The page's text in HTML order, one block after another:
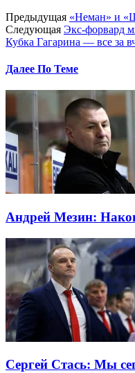
Предыдущая «Неман» и
Следующая Экс-форвард
Кубка Гагарина — все за
Далее По Теме
Андрей Мезин:
Сергей Стась: Мы